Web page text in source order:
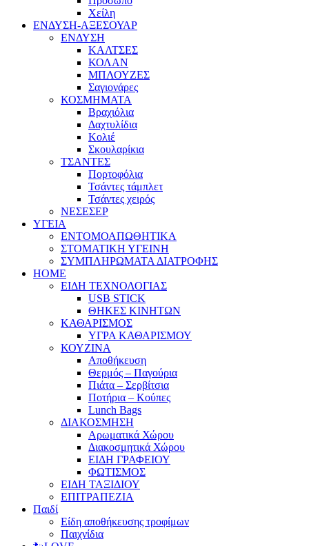
Χείλη
ΕΝΔΥΣΗ-ΑΞΕΣΟΥΑΡ
ΕΝΔΥΣΗ
ΚΑΛΤΣΕΣ
ΚΟΛΑΝ
ΜΠΛΟΥΖΕΣ
Σαγιονάρες
ΚΟΣΜΗΜΑΤΑ
Βραχιόλια
Δαχτυλίδια
Κολιέ
Σκουλαρίκια
ΤΣΑΝΤΕΣ
Πορτοφόλια
Τσάντες τάμπλετ
Τσάντες χειρός
ΝΕΣΕΣΕΡ
ΥΓΕΙΑ
ΕΝΤΟΜΟΑΠΩΘΗΤΙΚΑ
ΣΤΟΜΑΤΙΚΗ ΥΓΕΙΝΗ
ΣΥΜΠΛΗΡΩΜΑΤΑ ΔΙΑΤΡΟΦΗΣ
HOME
ΕΙΔΗ ΤΕΧΝΟΛΟΓΙΑΣ
USB STICK
ΘΗΚΕΣ ΚΙΝΗΤΩΝ
ΚΑΘΑΡΙΣΜΟΣ
ΥΓΡΑ ΚΑΘΑΡΙΣΜΟΥ
ΚΟΥΖΙΝΑ
Αποθήκευση
Θερμός – Παγούρια
Πιάτα – Σερβίτσια
Ποτήρια – Κούπες
Lunch Bags
ΔΙΑΚΟΣΜΗΣΗ
Αρωματικά Χώρου
Διακοσμητικά Χώρου
ΕΙΔΗ ΓΡΑΦΕΙΟΥ
ΦΩΤΙΣΜΟΣ
ΕΙΔΗ ΤΑΞΙΔΙΟΥ
ΕΠΙΤΡΑΠΕΖΙΑ
Παιδί
Είδη αποθήκευσης τροφίμων
Παιχνίδια